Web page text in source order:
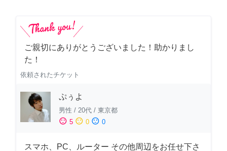
ご親切にありがとうございました！助かりまし
た！
依頼されたチケット
ぷぅよ
男性 / 20代 / 東京都
sentiment_satisfied 5 sentiment_neutral 0 sentiment_dissatisfied 0
スマホ、PC、ルーター その他周辺をお任せ下さ